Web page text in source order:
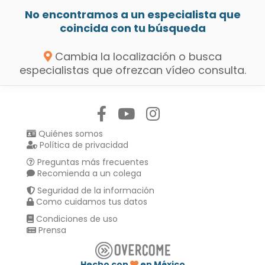
No encontramos a un especialista que
coincida con tu búsqueda
Cambia la localización o busca
especialistas que ofrezcan vídeo consulta.
Quiénes somos
Política de privacidad
Preguntas más frecuentes
Recomienda a un colega
Seguridad de la información
Como cuidamos tus datos
Condiciones de uso
Prensa